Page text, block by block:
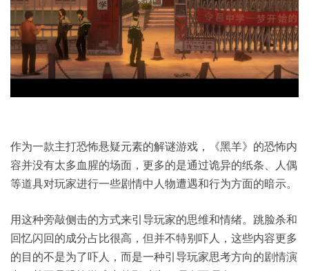
作为一款主打恐怖悬疑元素的解谜游戏，《黑羊》的恐怖内
容并没有太多血腥的场面，更多的是通过诡异的纸条、人偶
等道具对玩家进行一些剧情中人物遭遇和行为方面的暗示。
用这种旁敲侧击的方式来引导玩家的思维和情绪。跳脸杀和
回忆闪回的成分占比很高，但并不特别吓人，这些内容更多
的目的不是为了吓人，而是一种引导玩家思考方向的剧情演